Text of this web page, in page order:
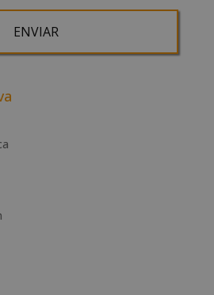
(vía telefónica y/o email):